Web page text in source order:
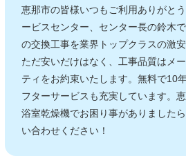
恵那市の皆様いつもご利用ありがと
ービスセンター、センター長の鈴木
の交換工事を業界トップクラスの激
ただ安いだけはなく、工事品質はメ
ティをお約束いたします。無料で10
フターサービスも充実しています。
浴室乾燥機でお困り事がありました
い合わせください！